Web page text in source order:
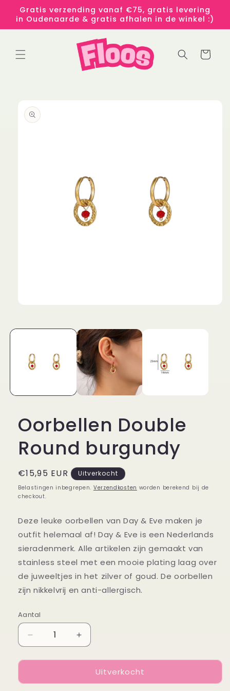
naar de
content
Gratis verzending vanaf €75, gratis levering
in Oudenaarde & gratis afhalen in de winkel :)
Winkelwagen
in
Oorbellen Double
Round burgundy
Normale
prijs
€15,95 EUR Uitverkocht
Belastingen inbegrepen. Verzendkosten worden berekend bij de
checkout.
Deze leuke oorbellen van Day & Eve maken je
outfit helemaal af! Day & Eve is een Nederlands
sieradenmerk. Alle artikelen zijn gemaakt van
stainless steel met een mooie plating laag over
de juweeltjes in het zilver of goud. De oorbellen
zijn nikkelvrij en anti-allergisch.
Aantal
Aantal
Aantal
verlagen
voor
Double
Aantal
verhogen
voor
Oorbellen
Double
Uitverkocht